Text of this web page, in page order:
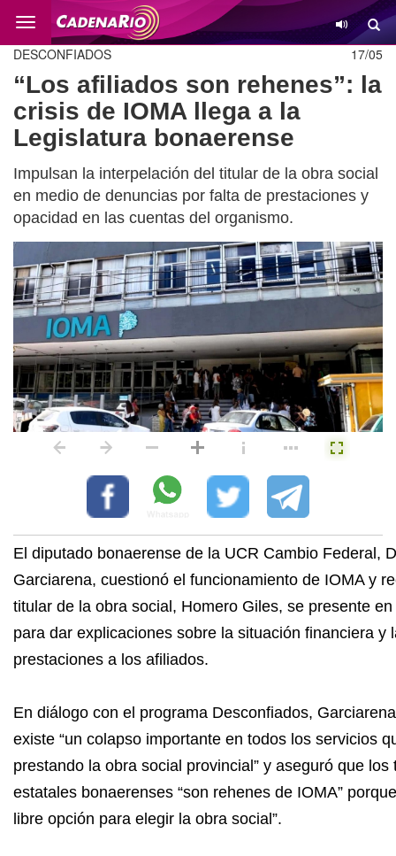
Cambio
17/05
DESCONFIADOS
“Los afiliados son rehenes”: la
crisis de IOMA llega a la
Legislatura bonaerense
Impulsan la interpelación del titular de la obra social
en medio de denuncias por falta de prestaciones y
opacidad en las cuentas del organismo.
El diputado bonaerense de la UCR Cambio Federal,
Garciarena, cuestionó el funcionamiento de IOMA y
titular de la obra social, Homero Giles, se presente
para dar explicaciones sobre la situación financiera y
prestaciones a los afiliados.
En diálogo con el programa Desconfiados,
existe “un colapso importante en todos los servicios
prestando la obra social provincial” y aseguró que los
estatales bonaerenses “son rehenes de IOMA”
libre opción para elegir la obra social”.